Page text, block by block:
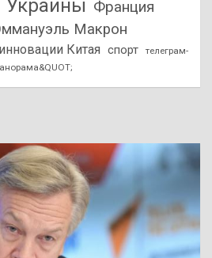
Украины Франция
Макрон
инновации Китая спорт
телеграм-